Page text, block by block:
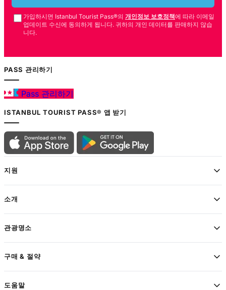
가입하시면 Istanbul Tourist Pass®의 개인정보 보호정책에 따라 이메일
업데이트 수신에 동의하게 됩니다. 귀하의 개인 데이터를 판매하지 않습
니다.
PASS 관리하기
Pass 관리하기
ISTANBUL TOURIST PASS® 앱 받기
지원
소개
관광명소
구매 & 절약
도움말